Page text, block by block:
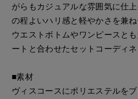
がらもカジュアルな雰囲気に仕
の程よいハリ感と軽やかさを兼
ウエストボトムやワンピースと
ートと合わせたセットコーディネ
■素材
ヴィスコースにポリエステルを